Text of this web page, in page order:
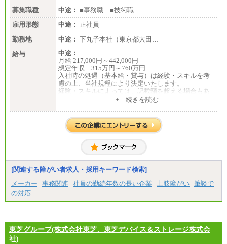
募集職種
中途： ■事務職 ■技術職
雇用形態
中途： 正社員
勤務地
中途： 下丸子本社（東京都大田…
給与
中途：
月給 217,000円～442,000円
想定年収 315万円～760万円
入社時の処遇（基本給・賞与）は経験・スキルを考
慮の上、当社規程により決定いたします。
経験・スキルによっては、記載額を超える場合もあ
+ 続きを読む
[関連する障がい者求人・採用キーワード検索]
メーカー
事務関連 社員の勤続年数の長い企業 上肢障がい 筆談で
の対応
東芝グループ(株式会社東芝、東芝デバイス＆ストレージ株式会
社)